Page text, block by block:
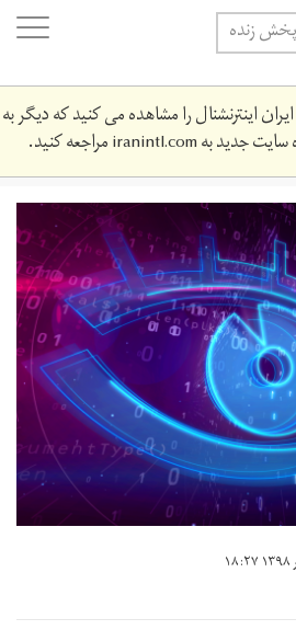
پخش زنده
اینترنشنال را مشاهده می کنید که دیگر به
جدید بهiranintl.comمراجعه کنید.